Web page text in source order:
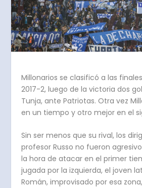
Millonarios se clasificó a las
2017-2, luego de la victoria dos
Tunja, ante Patriotas. Otra vez
en un tiempo y otro mejor en el
Sin ser menos que su rival, los
profesor Russo no fueron
la hora de atacar en el primer
jugada por la izquierda, el joven
Román, improvisado por esa